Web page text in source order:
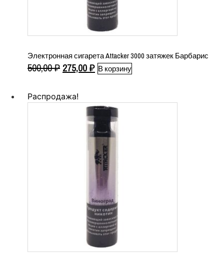
Электронная сигарета Attacker 3000 затяжек Барбарис
500,00₽ Первоначальная
составляла
500,00 ₽.
275,00₽Текущая
В корзину
Распродажа!